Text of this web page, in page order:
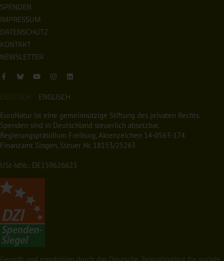
SPENDEN
IMPRESSUM
DATENSCHUTZ
KONTAKT
NEWSLETTER
DEUTSCH ENGLISCH
EuroNatur ist eine gemeinnützige Stiftung des privaten Rechts.
Spenden sind in Deutschland steuerlich absetzbar.
Regierungspräsidium Freiburg, Aktenzeichen 14-0563-174
Finanzamt Singen, Steuer Nr. 18153/25263
USt-IdNr.: DE159626623